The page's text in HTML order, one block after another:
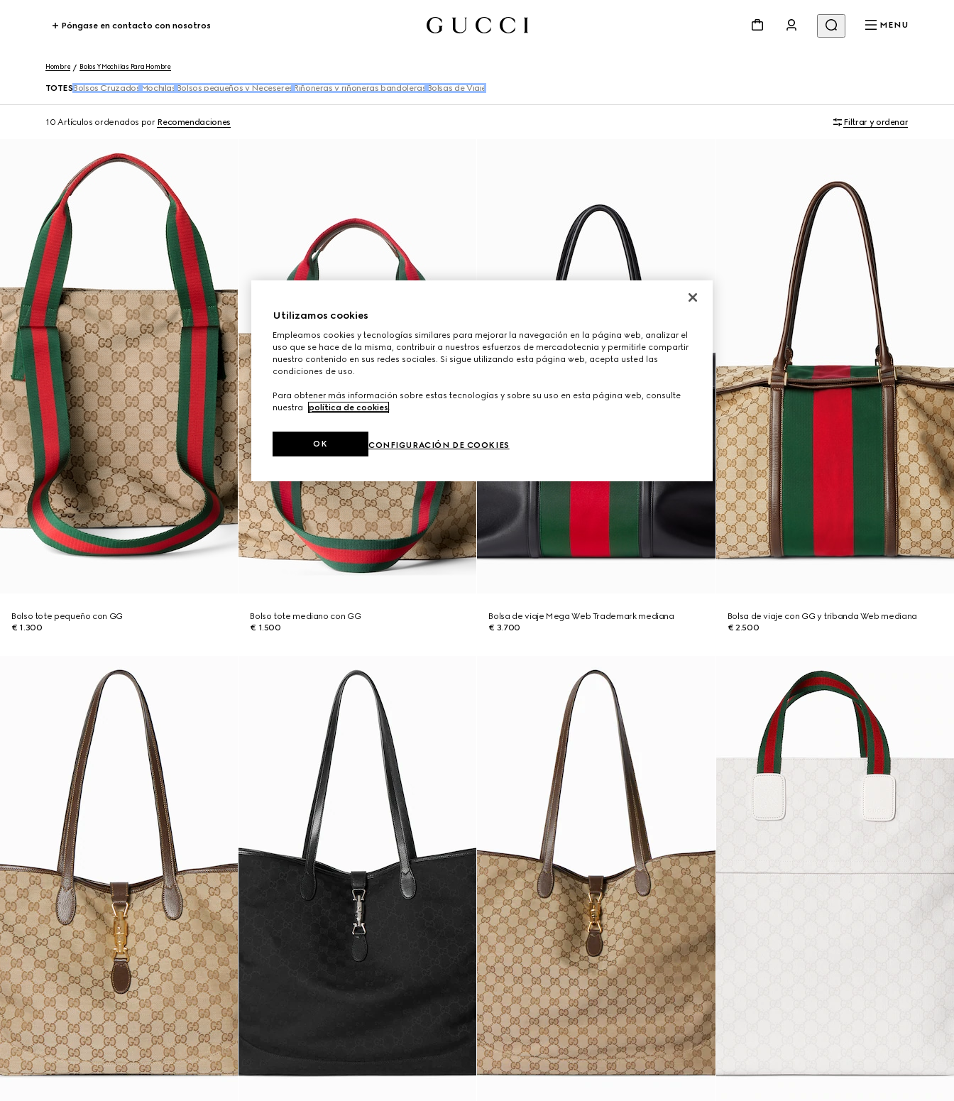
Póngase en contacto con nosotros MENU
Hombre Bolos Y Mochilas Para Hombre
TOTES Bolsos Cruzados Mochilas Bolsos pequeños y Neceseres Riñoneras y riñoneras bandoleras Bolsas de Viaje
10 Artículos ordenados por Recomendaciones Filtrar y ordenar
Bolso tote pequeño con GG
€ 1.300
Bolso tote mediano con GG
€ 1.500
Bolsa de viaje Mega Web Trademark mediana
€ 3.700
Bolsa de viaje con GG y tribanda Web mediana
€ 2.500
Utilizamos cookies
Empleamos cookies y tecnologías similares para mejorar la navegación en la página web, analizar el
uso que se hace de la misma, contribuir a nuestros esfuerzos de mercadotecnia y permitirle compartir
nuestro contenido en sus redes sociales. Si sigue utilizando esta página web, acepta usted las
condiciones de uso.
Para obtener más información sobre estas tecnologías y sobre su uso en esta página web, consulte
nuestra
política de cookies
CONFIGURACIÓN DE COOKIES
OK